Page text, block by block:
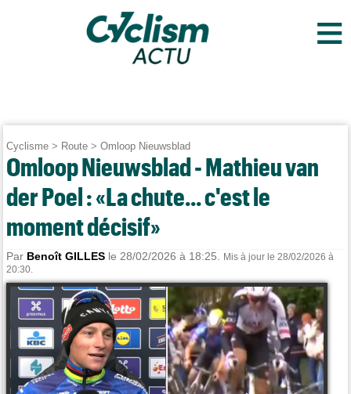
≡
Cyclisme > Route >Omloop Nieuwsblad
Omloop Nieuwsblad - Mathieu van
der Poel : «La chute... c'est le
moment décisif»
Par Benoît GILLES le 28/02/2026 à 18:25.
Mis à jour le 28/02/2026 à
20:30.